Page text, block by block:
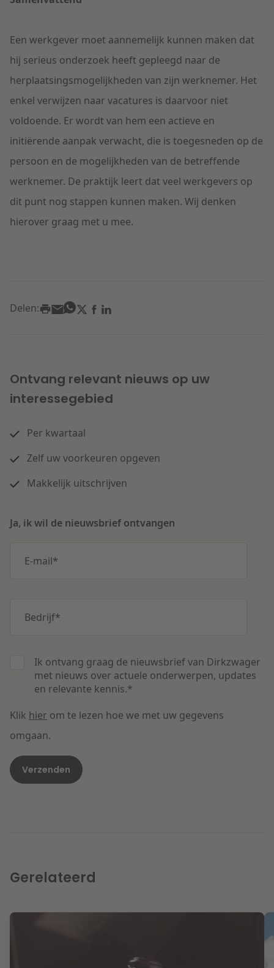
Een werkgever moet aannemelijk kunnen maken dat
hij serieus onderzoek heeft gepleegd naar de
herplaatsingsmogelijkheden van zijn werknemer. Het
enkel verwijzen naar vacatures is daarvoor niet
voldoende. Er wordt van hem een actieve en
initiërende aanpak verwacht, die is toegesneden op de
persoon en de mogelijkheden van de betreffende
werknemer. De praktijk leert dat veel werkgevers op
dit punt nog stappen kunnen maken. Wij denken
hierover graag met u mee.
Delen:
Ontvang relevant nieuws op uw
interessegebied
Per kwartaal
Zelf uw voorkeuren opgeven
Makkelijk uitschrijven
Ja, ik wil de nieuwsbrief ontvangen
E-mail*
Bedrijf*
Ik ontvang graag de nieuwsbrief van Dirkzwager
met nieuws over actuele onderwerpen, updates
en relevante kennis.*
Klik hier om te lezen hoe we met uw gegevens
omgaan.
Gerelateerd